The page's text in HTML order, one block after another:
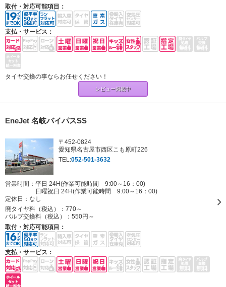
取付・対応可能項目：
支払・サービス：
タイヤ交換の事ならお任せください！
レビュー掲載中
EneJet 名岐バイパスSS
〒452-0824
愛知県名古屋市西区こも原町226
TEL:052-501-3632
営業時間：平日 24H(作業可能時間 9:00～16：00)
日曜祝日 24H(作業可能時間 9:00～16：00)
定休日： なし
廃タイヤ料（税込）： 770～
バルブ交換料（税込）： 550円～
取付・対応可能項目：
支払・サービス：